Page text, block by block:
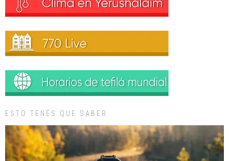
ESTO TENÉS QUE SABER